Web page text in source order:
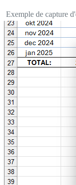
Exemple de capture